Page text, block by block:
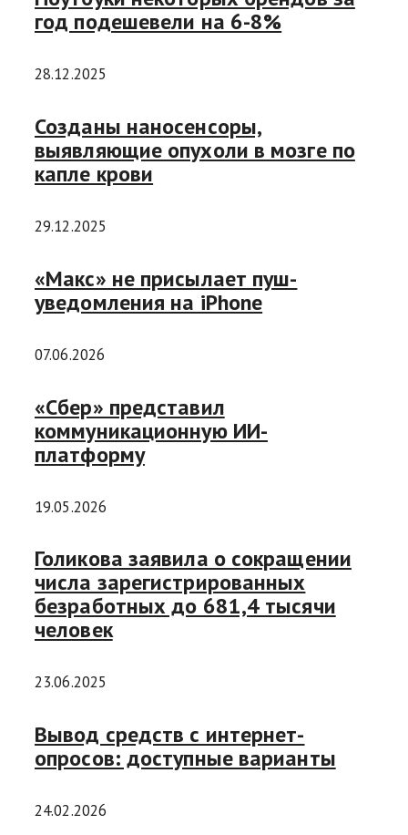
год подешевели на 6-8%
28.12.2025
Созданы наносенсоры,
выявляющие опухоли в мозге по
капле крови
29.12.2025
«Макс» не присылает пуш-
уведомления на iPhone
07.06.2026
«Сбер» представил
коммуникационную ИИ-
платформу
19.05.2026
Голикова заявила о сокращении
числа зарегистрированных
безработных до 681,4 тысячи
человек
23.06.2025
Вывод средств с интернет-
опросов: доступные варианты
24.02.2026